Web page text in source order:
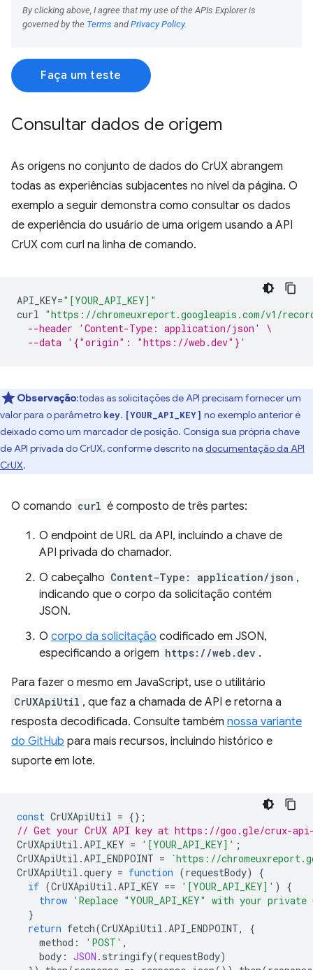
Faça um teste
Consultar dados de origem
As origens no conjunto de dados do CrUX abrangem
todas as experiências subjacentes no nível da página. O
exemplo a seguir demonstra como consultar os dados
de experiência do usuário de uma origem usando a API
CrUX com curl na linha de comando.
API_KEY="[YOUR_API_KEY]"
curl "https://chromeuxreport.googleapis.com/v1/
--header 'Content-Type: application/json' \
--data '{"origin": "https://web.dev"}'
Observação:todas as solicitações de API precisam fornecer um
valor para o parâmetro key. [YOUR_API_KEY] no exemplo anterior é
deixado como um marcador de posição. Consiga sua própria chave
de API privada do CrUX, conforme descrito na documentação da API
CrUX.
O comando curl é composto de três partes:
O endpoint de URL da API, incluindo a chave de
API privada do chamador.
O cabeçalho Content-Type: application/json ,
indicando que o corpo da solicitação contém
JSON.
O corpo da solicitação codificado em JSON,
especificando a origem https://web.dev .
Para fazer o mesmo em JavaScript, use o utilitário
CrUXApiUtil , que faz a chamada de API e retorna a
resposta decodificada. Consulte também nossa variante
do GitHub para mais recursos, incluindo histórico e
suporte em lote.
const CrUXApiUtil = {};
// Get your CrUX API key at https://goo.gle/crux-
CrUXApiUtil .API_KEY = '[YOUR_API_KEY]' ;
CrUXApiUtil .API_ENDPOINT =
`https://
CrUXApiUtil .query = function (requestBody)
{
if (CrUXApiUtil .API_KEY == '[YOUR_API_KEY]' )
{
throw 'Replace "YOUR_API_KEY" with your
}
return fetch(CrUXApiUtil .API_ENDPOINT,
{
method : 'POST' ,
body : JSON . stringify(requestBody)